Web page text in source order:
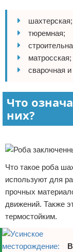
Начало бизнеса
Обзоры услуг
Деловое
Менеджмент
Условия
Отказ от
шахтерская;
тюремная;
матросская;
сварочная и
Что
них?
Что такое роба
используют для
прочных
движений. Также
термостойким.